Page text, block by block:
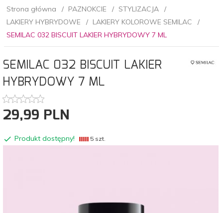
Strona główna PAZNOKCIE
STYLIZACJA
LAKIERY HYBRYDOWE
LAKIERY KOLOROWE SEMILAC
SEMILAC 032 BISCUIT LAKIER HYBRYDOWY 7 ML
SEMILAC 032 BISCUIT LAKIER
HYBRYDOWY 7 ML
29,99 PLN
Produkt dostępny! 5 szt.